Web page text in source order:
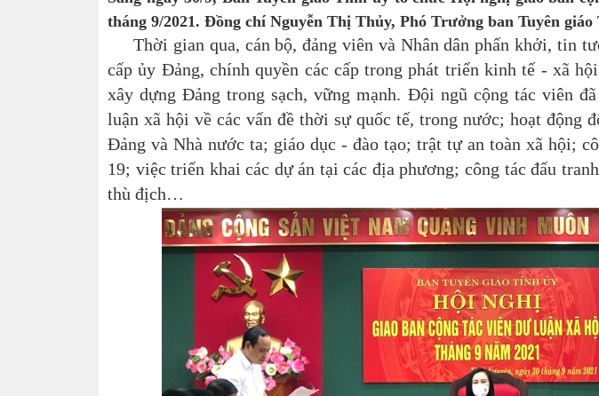
tháng 9/2021. Đồng chí Nguyễn Thị Thủy, Phó Trưởng ban Tuyên
Thời gian qua, cán bộ, đảng viên và Nhân dân phấn khởi, tin
cấp ủy Đảng, chính quyền các cấp trong phát triển kinh tế - xã
xây dựng Đảng trong sạch, vững mạnh. Đội ngũ cộng tác viên
luận xã hội về các vấn đề thời sự quốc tế, trong nước; hoạt động
Đảng và Nhà nước ta; giáo dục - đào tạo; trật tự an toàn xã hội;
19; việc triển khai các dự án tại các địa phương; công tác đấu
thù địch…